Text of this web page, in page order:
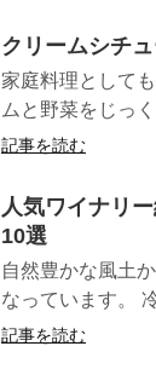
クリームシチ
家庭料理として
ムと野菜をじっ
記事を読む
人気ワイナリ
10選
自然豊かな風土
なっています。
記事を読む